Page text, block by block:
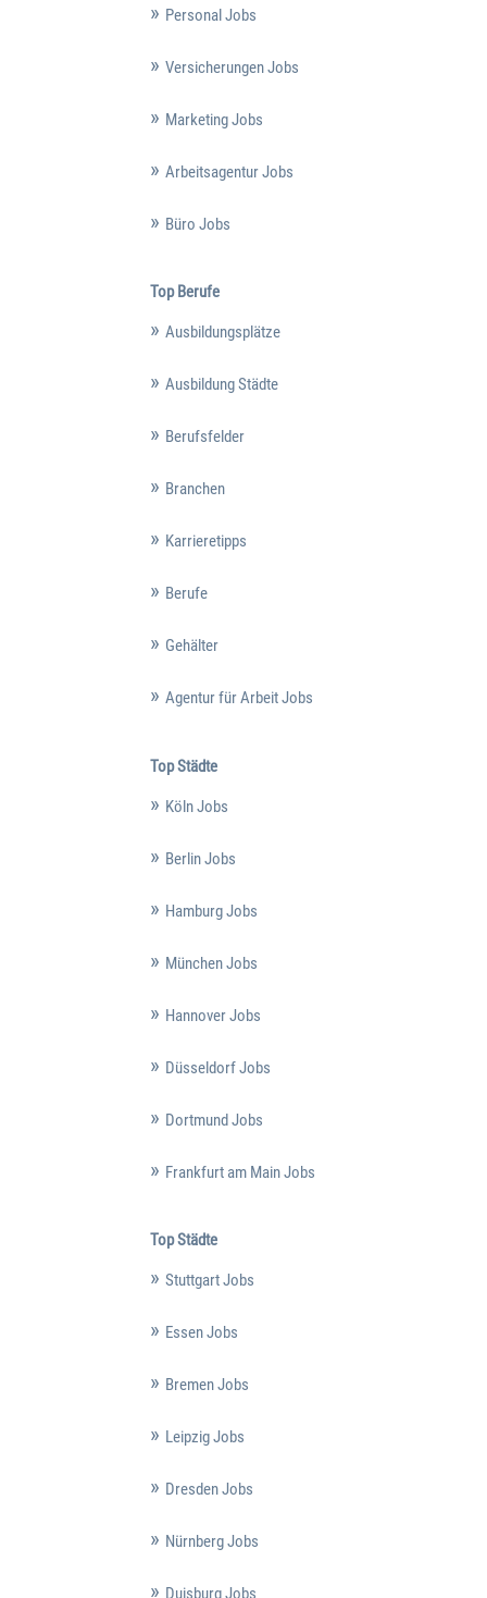
Personal Jobs
Versicherungen Jobs
Marketing Jobs
Arbeitsagentur Jobs
Büro Jobs
Top Berufe
Ausbildungsplätze
Ausbildung Städte
Berufsfelder
Branchen
Karrieretipps
Berufe
Gehälter
Agentur für Arbeit Jobs
Top Städte
Köln Jobs
Berlin Jobs
Hamburg Jobs
München Jobs
Hannover Jobs
Düsseldorf Jobs
Dortmund Jobs
Frankfurt am Main Jobs
Top Städte
Stuttgart Jobs
Essen Jobs
Bremen Jobs
Leipzig Jobs
Dresden Jobs
Nürnberg Jobs
Duisburg Jobs